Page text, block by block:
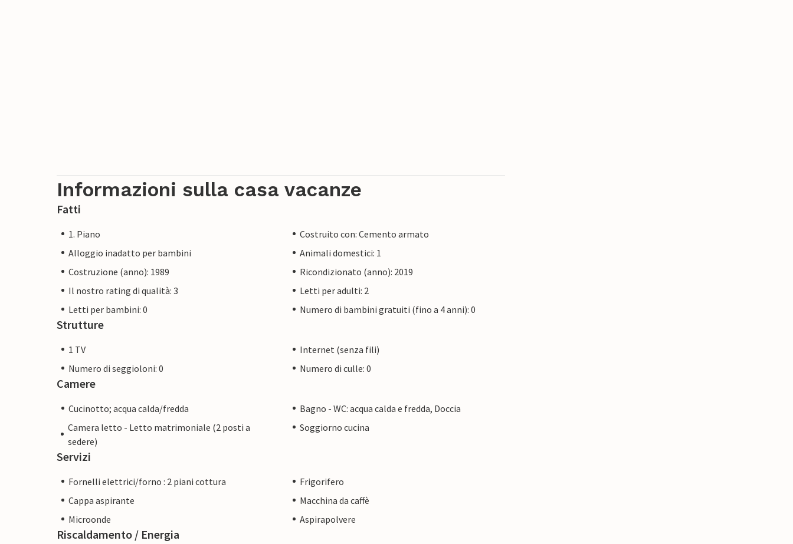
Informazioni sulla casa vacanze
Fatti
1. Piano
Costruito con: Cemento armato
Alloggio inadatto per bambini
Animali domestici: 1
Costruzione (anno): 1989
Ricondizionato (anno): 2019
Il nostro rating di qualità: 3
Letti per adulti: 2
Letti per bambini: 0
Numero di bambini gratuiti (fino a 4 anni): 0
Strutture
1 TV
Internet (senza fili)
Numero di seggioloni: 0
Numero di culle: 0
Camere
Cucinotto; acqua calda/fredda
Bagno - WC: acqua calda e fredda, Doccia
Camera letto - Letto matrimoniale (2 posti a
sedere)
Soggiorno cucina
Servizi
Fornelli elettrici/forno : 2 piani cottura
Frigorifero
Cappa aspirante
Macchina da caffè
Microonde
Aspirapolvere
Riscaldamento / Energia